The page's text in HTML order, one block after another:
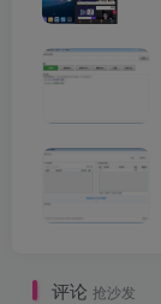
评论 抢沙发